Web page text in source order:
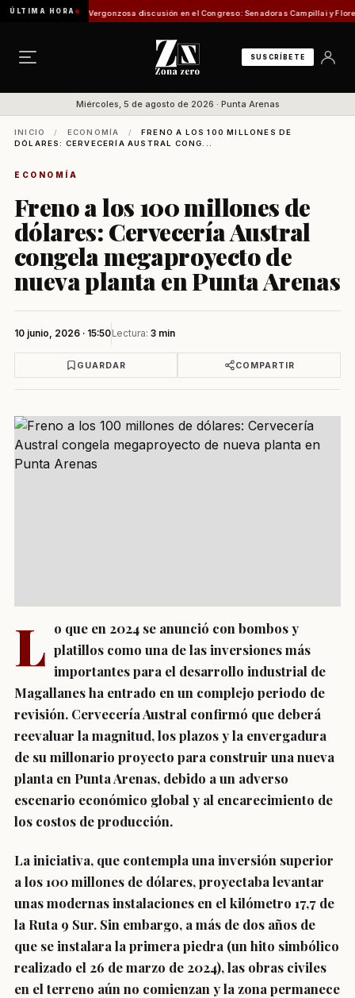
ÚLTIMA HORA
de Pesca Vergonzosa discusión en el Congreso: Senadoras Campillai y Flores se
SUSCRÍBETE
Miércoles, 5 de agosto de 2026 · Punta Arenas
INICIO / ECONOMÍA /
FRENO A LOS 100 MILLONES DE
DÓLARES: CERVECERÍA AUSTRAL CONG...
ECONOMÍA
Freno a los 100 millones de
dólares: Cervecería Austral
congela megaproyecto de
nueva planta en Punta Arenas
10 junio, 2026 · 15:50Lectura: 3 min
GUARDAR COMPARTIR
L o que en 2024 se anunció con bombos y
platillos como una de las inversiones más
importantes para el desarrollo industrial de
Magallanes ha entrado en un complejo periodo de
revisión. Cervecería Austral confirmó que deberá
reevaluar la magnitud, los plazos y la envergadura
de su millonario proyecto para construir una nueva
planta en Punta Arenas, debido a un adverso
escenario económico global y al encarecimiento de
los costos de producción.
La iniciativa, que contempla una inversión superior
a los 100 millones de dólares, proyectaba levantar
unas modernas instalaciones en el kilómetro 17,7 de
la Ruta 9 Sur. Sin embargo, a más de dos años de
que se instalara la primera piedra (un hito simbólico
realizado el 26 de marzo de 2024), las obras civiles
en el terreno aún no comienzan y la zona permanece